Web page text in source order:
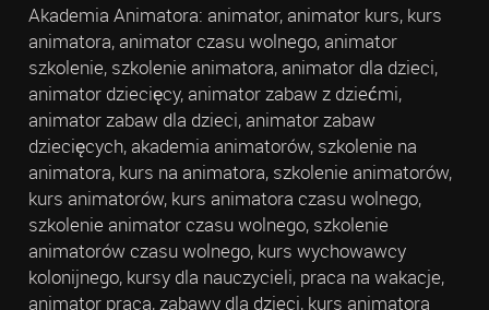
Akademia Animatora: animator, animator kurs, kurs
animatora, animator czasu wolnego, animator
szkolenie, szkolenie animatora, animator dla dzieci,
animator dziecięcy, animator zabaw z dziećmi,
animator zabaw dla dzieci, animator zabaw
dziecięcych, akademia animatorów, szkolenie na
animatora, kurs na animatora, szkolenie animatorów,
kurs animatorów, kurs animatora czasu wolnego,
szkolenie animator czasu wolnego, szkolenie
animatorów czasu wolnego, kurs wychowawcy
kolonijnego, kursy dla nauczycieli, praca na wakacje,
animator praca, zabawy dla dzieci, kurs animatora